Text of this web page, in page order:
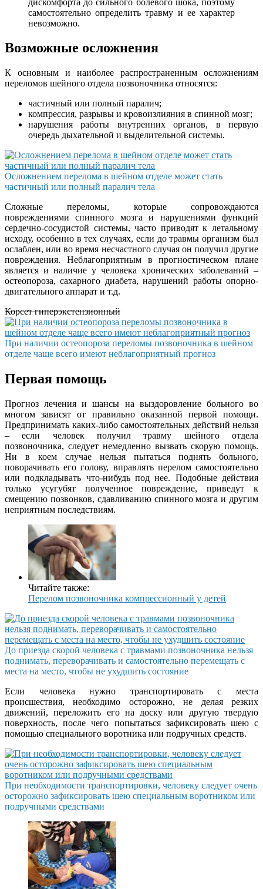
самостоятельно определить травму и ее характер
невозможно.
Возможные осложнения
К основным и наиболее распространенным осложнениям
переломов шейного отдела позвоночника относятся:
частичный или полный паралич;
компрессия, разрывы и кровоизлияния в спинной мозг;
нарушения работы внутренних органов, в первую
очередь дыхательной и выделительной системы.
Осложнением перелома в шейном отделе может стать
частичный или полный паралич тела
Сложные переломы, которые сопровождаются
повреждениями спинного мозга и нарушениями функций
сердечно-сосудистой системы, часто приводят к летальному
исходу, особенно в тех случаях, если до травмы организм был
ослаблен, или во время несчастного случая он получил другие
повреждения. Неблагоприятным в прогностическом плане
является и наличие у человека хронических заболеваний –
остеопороза, сахарного диабета, нарушений работы опорно-
двигательного аппарат и т.д.
Корсет гиперэкстензионный
При наличии остеопороза переломы позвоночника в шейном
отделе чаще всего имеют неблагоприятный прогноз
Первая помощь
Прогноз лечения и шансы на выздоровление больного во
многом зависят от правильно оказанной первой помощи.
Предпринимать каких-либо самостоятельных действий нельзя
– если человек получил травму шейного отдела
позвоночника, следует немедленно вызвать скорую помощь.
Ни в коем случае нельзя пытаться поднять больного,
поворачивать его голову, вправлять перелом самостоятельно
или подкладывать что-нибудь под нее. Подобные действия
только усугубят полученное повреждение, приведут к
смещению позвонков, сдавливанию спинного мозга и другим
неприятным последствиям.
Читайте также:
Перелом позвоночника компрессионный у детей
До приезда скорой человека с травмами позвоночника нельзя
поднимать, переворачивать и самостоятельно перемещать с
места на место, чтобы не ухудшить состояние
Если человека нужно транспортировать с места
происшествия, необходимо осторожно, не делая резких
движений, переложить его на доску или другую твердую
поверхность, после чего попытаться зафиксировать шею с
помощью специального воротника или подручных средств.
При необходимости транспортировки, человеку следует очень
осторожно зафиксировать шею специальным воротником или
подручными средствами